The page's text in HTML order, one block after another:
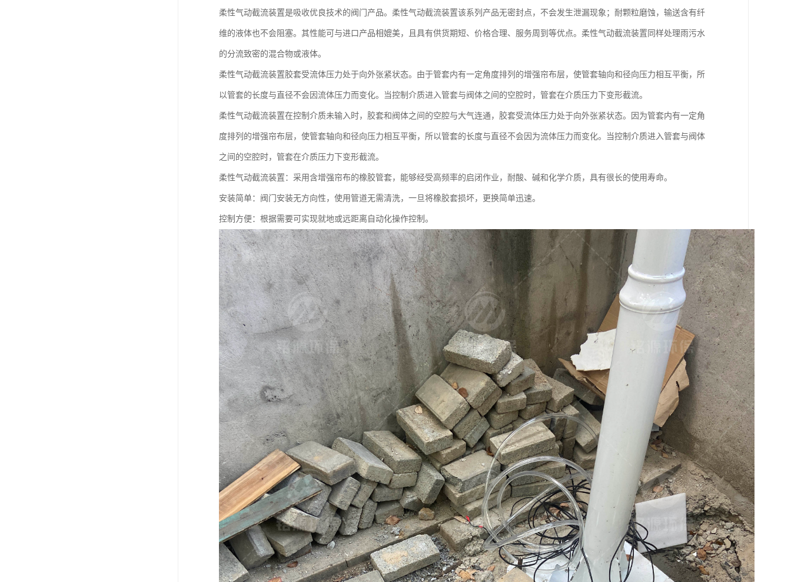
柔性气动截流装置是吸收优良技术的阀门产品。柔性气动截流装置该系列产品无密封点，不会发生泄漏现象；耐颗粒磨蚀，输送含有纤
维的液体也不会阻塞。其性能可与进口产品相媲美，且具有供货期短、价格合理、服务周到等优点。柔性气动截流装置同样处理雨污水
的分流致密的混合物或液体。
柔性气动截流装置胶套受流体压力处于向外张紧状态。由于管套内有一定角度排列的增强帘布层，使管套轴向和径向压力相互平衡，所
以管套的长度与直径不会因流体压力而变化。当控制介质进入管套与阀体之间的空腔时，管套在介质压力下变形截流。
柔性气动截流装置在控制介质未输入时，胶套和阀体之间的空腔与大气连通，胶套受流体压力处于向外张紧状态。因为管套内有一定角
度排列的增强帘布层，使管套轴向和径向压力相互平衡，所以管套的长度与直径不会因为流体压力而变化。当控制介质进入管套与阀体
之间的空腔时，管套在介质压力下变形截流。
柔性气动截流装置：采用含增强帘布的橡胶管套，能够经受高频率的启闭作业，耐酸、碱和化学介质，具有很长的使用寿命。
安装简单：阀门安装无方向性，使用管道无需清洗，一旦将橡胶套损坏，更换简单迅速。
控制方便：根据需要可实现就地或远距离自动化操作控制。